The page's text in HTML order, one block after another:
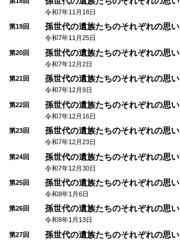
令和7年11月18日
第19回 孫世代の遺族たちのそれぞれの思い
令和7年11月25日
第20回 孫世代の遺族たちのそれぞれの思い
令和7年12月2日
第21回 孫世代の遺族たちのそれぞれの思い
令和7年12月9日
第22回 孫世代の遺族たちのそれぞれの思い
令和7年12月16日
第23回 孫世代の遺族たちのそれぞれの思い
令和7年12月23日
第24回 孫世代の遺族たちのそれぞれの思い
令和7年12月30日
第25回 孫世代の遺族たちのそれぞれの思い
令和8年1月6日
第26回 孫世代の遺族たちのそれぞれの思い
令和8年1月13日
第27回 孫世代の遺族たちのそれぞれの思い